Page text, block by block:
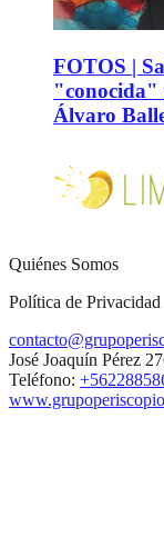
FOTOS |
"conocida"
Álvaro
Quiénes Somos
Política de Privacidad
José Joaquín Pérez
Teléfono: